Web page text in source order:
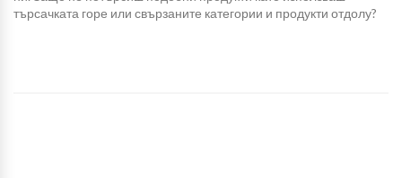
търсачката горе или свързаните категории и продукти отдолу?